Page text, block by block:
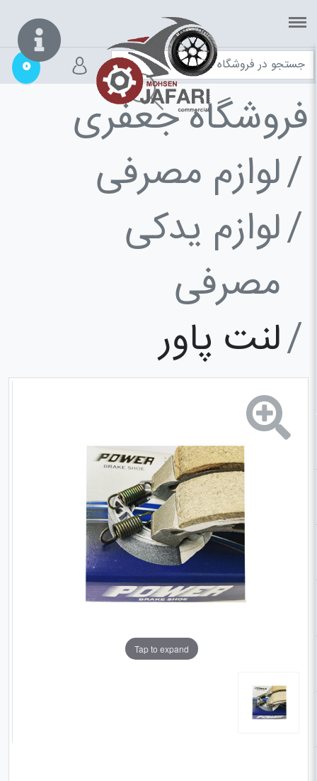
0
فروشگاه جعفری
لوازم مصرفی
لوازم یدکی
مصرفی
لنت پاور
Tap to expand